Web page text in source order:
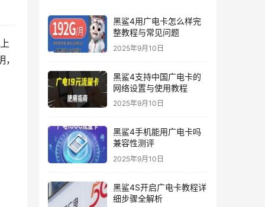
黑鲨4用广电卡怎么样完
整教程与常见问题
2025年9月10日
黑鲨4支持中国广电卡的
网络设置与使用教程
2025年9月10日
黑鲨4手机能用广电卡吗
兼容性测评
2025年9月10日
黑鲨4S开启广电卡教程详
细步骤全解析